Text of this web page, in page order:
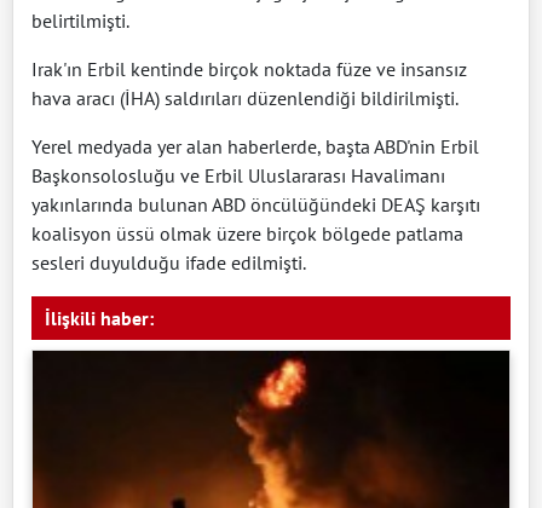
belirtilmişti.
Irak'ın Erbil kentinde birçok noktada füze ve insansız
hava aracı (İHA) saldırıları düzenlendiği bildirilmişti.
Yerel medyada yer alan haberlerde, başta ABD'nin Erbil
Başkonsolosluğu ve Erbil Uluslararası Havalimanı
yakınlarında bulunan ABD öncülüğündeki DEAŞ karşıtı
koalisyon üssü olmak üzere birçok bölgede patlama
sesleri duyulduğu ifade edilmişti.
İlişkili haber: